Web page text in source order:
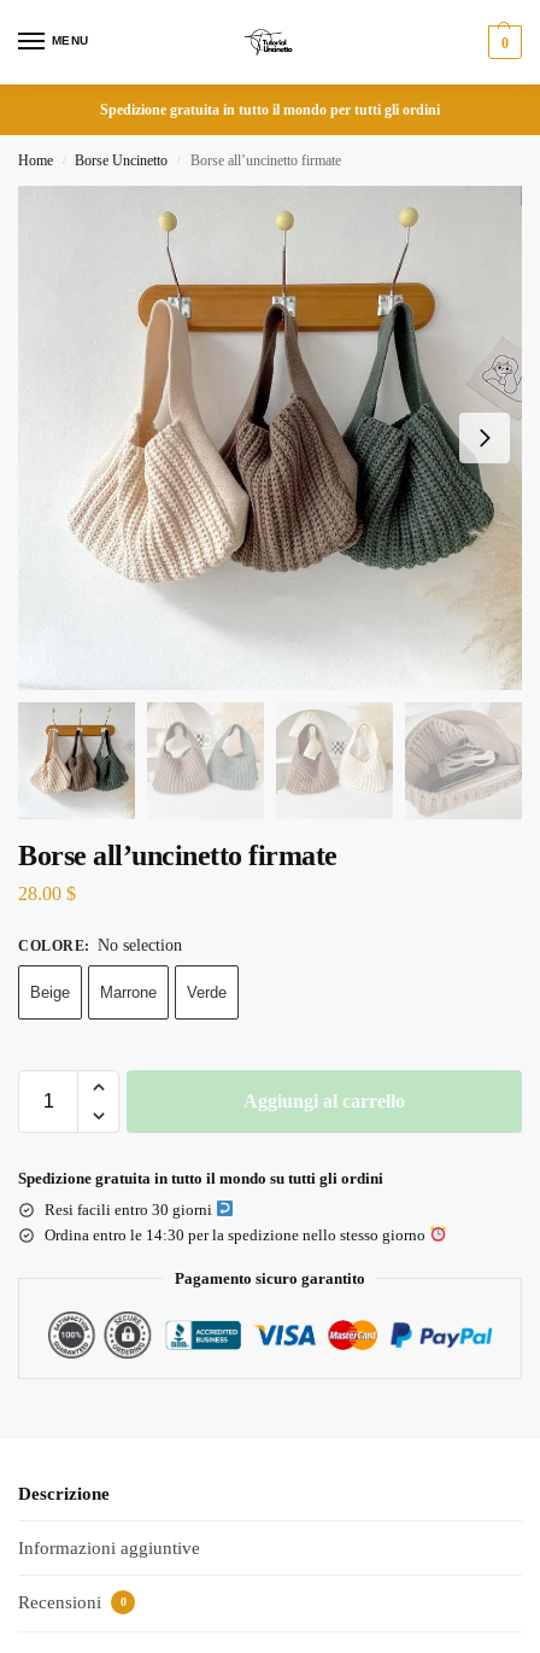
MENU 0
Spedizione gratuita in tutto il mondo per tutti gli ordini
Home / Borse Uncinetto / Borse all’uncinetto firmate
Borse all’uncinetto firmate
28.00 $
COLORE: No selection
Beige Marrone Verde
Aggiungi al carrello
Spedizione gratuita in tutto il mondo su tutti gli ordini
Resi facili entro 30 giorni
Ordina entro le 14:30 per la spedizione nello stesso giorno
Pagamento sicuro garantito
Descrizione
Informazioni aggiuntive
Recensioni 0